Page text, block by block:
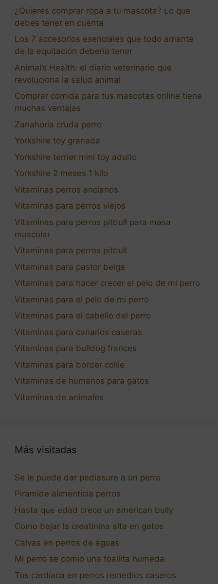
¿Quieres comprar ropa a tu mascota? Lo que
debes tener en cuenta
Los 7 accesorios esenciales que todo amante
de la equitación debería tener
Animal’s Health: el diario veterinario que
revoluciona la salud animal
Comprar comida para tus mascotas online tiene
muchas ventajas
Zanahoria cruda perro
Yorkshire toy granada
Yorkshire terrier mini toy adulto
Yorkshire 2 meses 1 kilo
Vitaminas perros ancianos
Vitaminas para perros viejos
Vitaminas para perros pitbull para masa
muscular
Vitaminas para perros pitbull
Vitaminas para pastor belga
Vitaminas para hacer crecer el pelo de mi perro
Vitaminas para el pelo de mi perro
Vitaminas para el cabello del perro
Vitaminas para canarios caseras
Vitaminas para bulldog frances
Vitaminas para border collie
Vitaminas de humanos para gatos
Vitaminas de animales
Más visitadas
Se le puede dar pediasure a un perro
Piramide alimenticia perros
Hasta que edad crece un american bully
Como bajar la creatinina alta en gatos
Calvas en perros de aguas
Mi perro se comio una toallita humeda
Tos cardíaca en perros remedios caseros